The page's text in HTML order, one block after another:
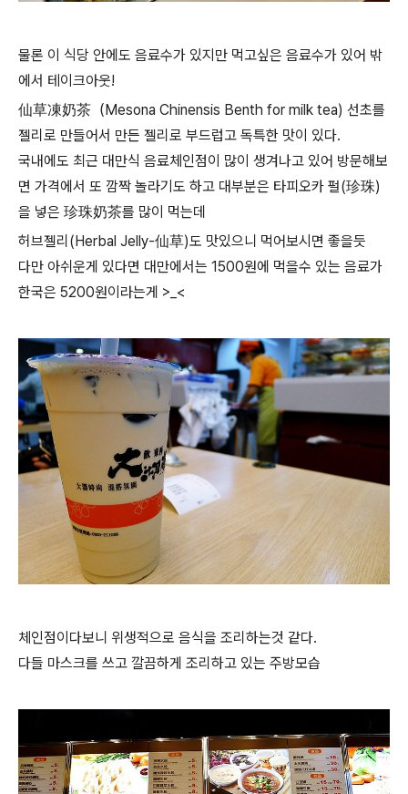
물론 이 식당 안에도 음료수가 있지만 먹고싶은 음료수가 있어 밖
에서 테이크아웃!
仙草凍奶茶（Mesona Chinensis Benth for milk tea) 선초를
젤리로 만들어서 만든 젤리로 부드럽고 독특한 맛이 있다.
국내에도 최근 대만식 음료체인점이 많이 생겨나고 있어 방문해보
면 가격에서 또 깜짝 놀라기도 하고 대부분은 타피오카 펄(珍珠)
을 넣은 珍珠奶茶를 많이 먹는데
허브젤리(Herbal Jelly-仙草)도 맛있으니 먹어보시면 좋을듯
다만 아쉬운게 있다면 대만에서는 1500원에 먹을수 있는 음료가
한국은 5200원이라는게 >_<
체인점이다보니 위생적으로 음식을 조리하는것 같다.
다들 마스크를 쓰고 깔끔하게 조리하고 있는 주방모습